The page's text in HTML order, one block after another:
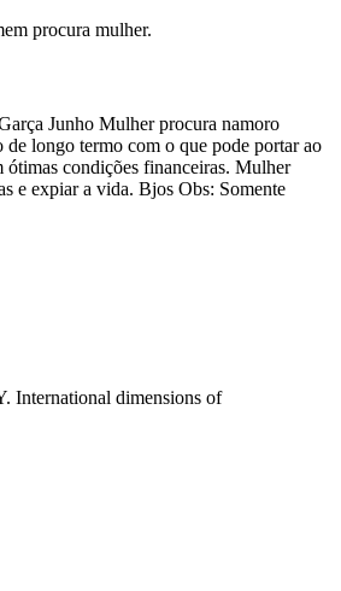
procura mulher.
Junho Mulher procura namoro
longo termo com o que pode portar ao
condições financeiras. Mulher
e expiar a vida. Bjos Obs: Somente
International dimensions of